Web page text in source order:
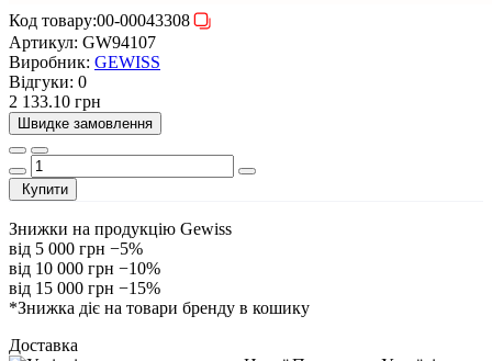
Код товару:00-00043308
Артикул: GW94107
Виробник: GEWISS
Відгуки: 0
2 133.10 грн
Швидке замовлення
Купити
Знижки на продукцію Gewiss
від 5 000 грн −5%
від 10 000 грн −10%
від 15 000 грн −15%
*Знижка діє на товари бренду в кошику
Доставка